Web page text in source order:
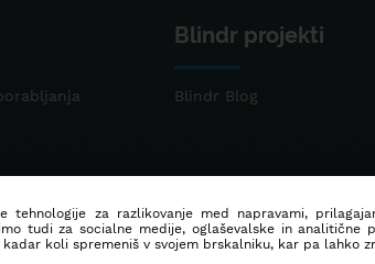
Blindr projekti
Blindr Blog
za razlikovanje med napravami,
tudi za socialne medije, oglaševalske in
koli spremeniš v svojem brskalniku, kar pa lahko